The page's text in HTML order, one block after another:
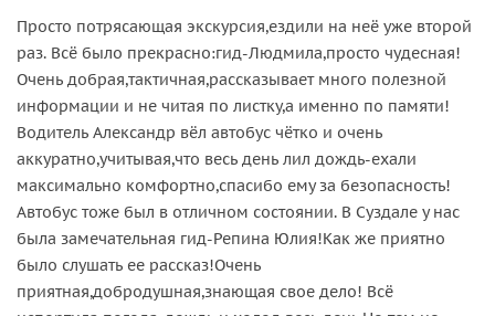
Просто потрясающая экскурсия,ездили на неё уже второй
раз. Всё было прекрасно:гид-Людмила,просто чудесная!
Очень добрая,тактичная,рассказывает много полезной
информации и не читая по листку,а именно по памяти!
Водитель Александр вёл автобус чётко и очень
аккуратно,учитывая,что весь день лил дождь-ехали
максимально комфортно,спасибо ему за безопасность!
Автобус тоже был в отличном состоянии. В Суздале у нас
была замечательная гид-Репина Юлия!Как же приятно
было слушать ее рассказ!Очень
приятная,добродушная,знающая свое дело! Всё